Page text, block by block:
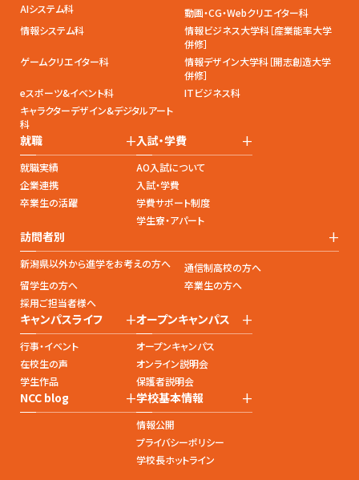
AIシステム科
動画・CG・Webクリエイター科
情報システム科
情報ビジネス大学科［産業能率大学
併修］
ゲームクリエイター科
情報デザイン大学科［開志創造大学
併修］
eスポーツ&イベント科
ITビジネス科
キャラクターデザイン&デジタルアート
科
就職 +
就職実績
企業連携
卒業生の活躍
入試・学費 +
AO入試について
入試・学費
学費サポート制度
学生寮・アパート
訪問者別 +
新潟県以外から進学をお考えの方へ
通信制高校の方へ
留学生の方へ
卒業生の方へ
採用ご担当者様へ
キャンパスライフ +
行事・イベント
在校生の声
学生作品
オープンキャンパス +
オープンキャンパス
オンライン説明会
保護者説明会
NCC blog +学校基本情報 +
情報公開
プライバシーポリシー
学校長ホットライン